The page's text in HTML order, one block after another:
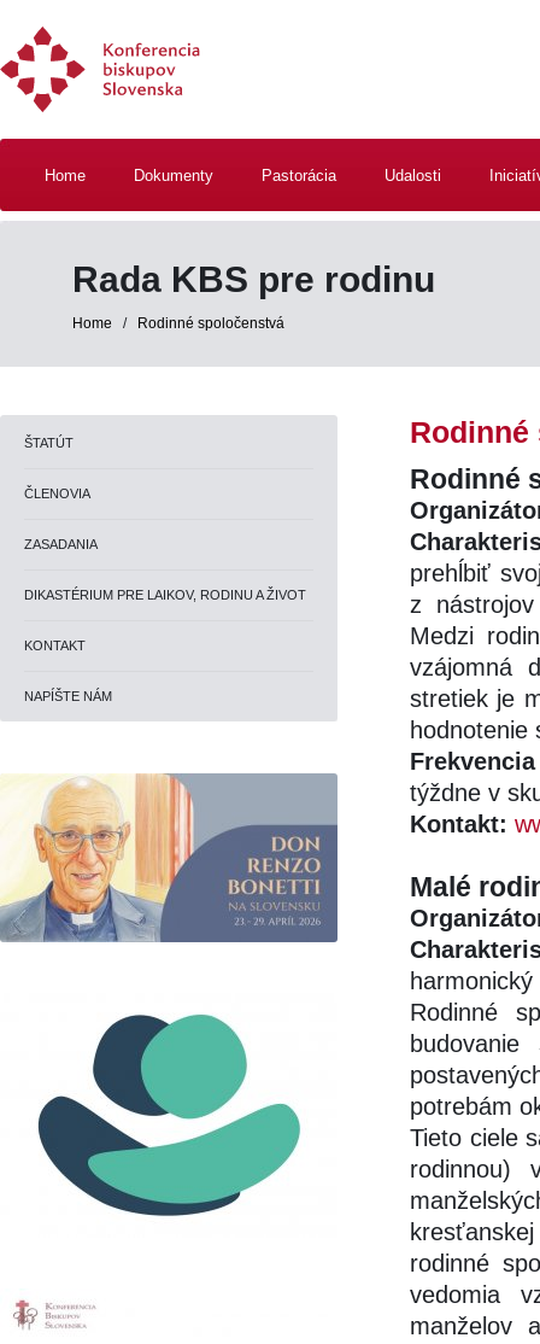
Home Dokumenty Pastorácia Udalosti
Rada KBS pre rodinu
Home / Rodinné spoločenstvá
ŠTATÚT
ČLENOVIA
ZASADANIA
DIKASTÉRIUM PRE LAIKOV, RODINU A ŽIVOT
KONTAKT
NAPÍŠTE NÁM
Rodinné
prehĺbiť
z
Medzi
vzájomná
stretiek je
hodnotenie
týždne v
Kontakt:
Malé
Rodinné
potrebám
Tieto ciele
rodinnou)
rodinné
vedomia
manželov